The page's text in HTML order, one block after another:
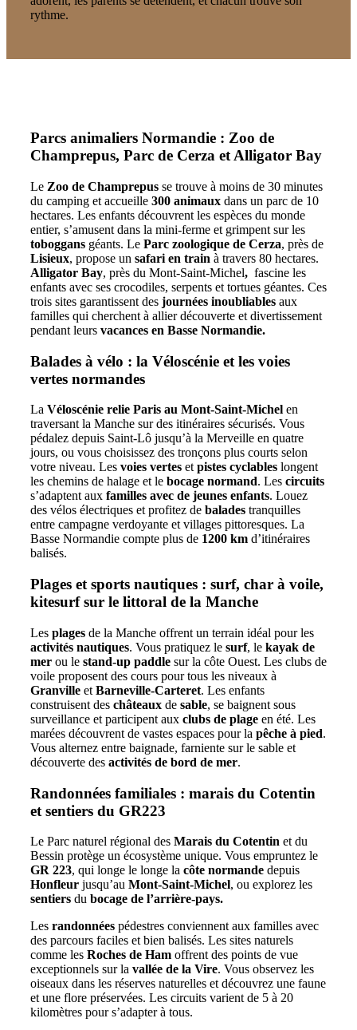
rythme.
Parcs animaliers Normandie : Zoo de
Champrepus, Parc de Cerza et Alligator Bay
Le Zoo de Champrepus se trouve à moins de 30 minutes
du camping et accueille 300 animaux dans un parc de 10
hectares. Les enfants découvrent les espèces du monde
entier, s’amusent dans la mini-ferme et grimpent sur les
toboggans géants. Le Parc zoologique de Cerza, près de
Lisieux, propose un safari en train à travers 80 hectares.
Alligator Bay, près du Mont-Saint-Michel, fascine les
enfants avec ses crocodiles, serpents et tortues géantes. Ces
trois sites garantissent des journées inoubliables aux
familles qui cherchent à allier découverte et divertissement
pendant leurs vacances en Basse Normandie.
Balades à vélo : la Véloscénie et les voies
vertes normandes
La Véloscénie relie Paris au Mont-Saint-Michel en
traversant la Manche sur des itinéraires sécurisés. Vous
pédalez depuis Saint-Lô jusqu’à la Merveille en quatre
jours, ou vous choisissez des tronçons plus courts selon
votre niveau. Les voies vertes etpistes cyclables longent
les chemins de halage et le bocage normand. Les circuits
s’adaptent aux familles avec de jeunes enfants. Louez
des vélos électriques et profitez de balades tranquilles
entre campagne verdoyante et villages pittoresques. La
Basse Normandie compte plus de 1200 km d’itinéraires
balisés.
Plages et sports nautiques : surf, char à voile,
kitesurf sur le littoral de la Manche
Les plages de la Manche offrent un terrain idéal pour les
activités nautiques. Vous pratiquez le surf, le kayak de
mer ou le stand-up paddle sur la côte Ouest. Les clubs de
voile proposent des cours pour tous les niveaux à
Granville et Barneville-Carteret. Les enfants
construisent des châteaux de sable, se baignent sous
surveillance et participent aux clubs de plage en été. Les
marées découvrent de vastes espaces pour la pêche à pied.
Vous alternez entre baignade, farniente sur le sable et
découverte des activités de bord de mer.
Randonnées familiales : marais du Cotentin
et sentiers du GR223
Le Parc naturel régional des Marais du Cotentin et du
Bessin protège un écosystème unique. Vous empruntez le
GR 223, qui longe le longe la côte normande depuis
Honfleur jusqu’au Mont-Saint-Michel, ou explorez les
sentiers du bocage de l’arrière-pays.
Les randonnées pédestres conviennent aux familles avec
des parcours faciles et bien balisés. Les sites naturels
comme les Roches de Ham offrent des points de vue
exceptionnels sur la vallée de la Vire. Vous observez les
oiseaux dans les réserves naturelles et découvrez une faune
et une flore préservées. Les circuits varient de 5 à 20
kilomètres pour s’adapter à tous.